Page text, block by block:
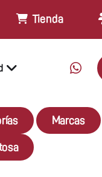
Tienda
Marcas